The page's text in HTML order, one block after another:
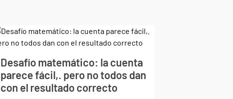
Desafío matemático: la cuenta
parece fácil,. pero no todos dan
con el resultado correcto